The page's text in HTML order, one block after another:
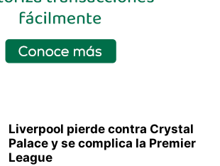
Liverpool pierde contra Crystal
Palace y se complica la Premier
League